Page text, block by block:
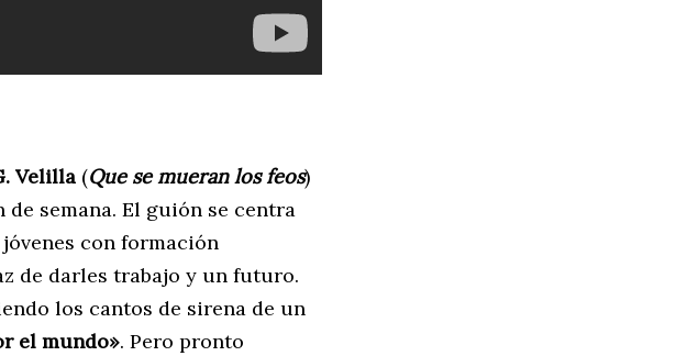
Velilla (Que se mueran los feos)
semana. El guión se centra
con formación
de darles trabajo y un futuro.
los cantos de sirena de un
el mundo». Pero pronto